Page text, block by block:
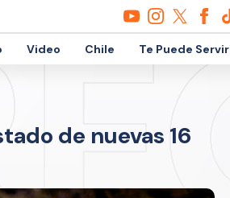
Video Chile Te Puede Servir
de nuevas 16